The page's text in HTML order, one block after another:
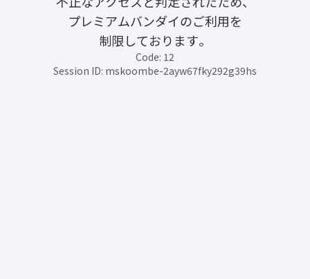
プレミアムバンダイのご利用を
制限しております。
Code: 12
Session ID: mskoombe-2ayw67fky292g39hs